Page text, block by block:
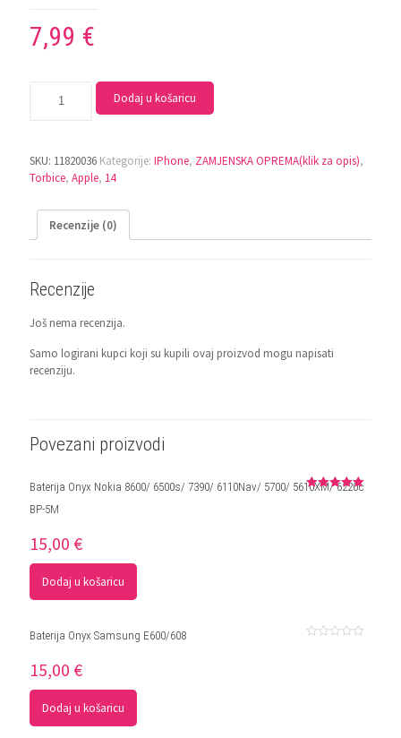
7,99 €
Dodaj u košaricu
SKU: 11820036 Kategorije: IPhone, ZAMJENSKA OPREMA(klik za opis),
Torbice, Apple, 14
Recenzije (0)
Recenzije
Još nema recenzija.
Samo logirani kupci koji su kupili ovaj proizvod mogu napisati
recenziju.
Povezani proizvodi
Baterija Onyx Nokia 8600/ 6500s/ 7390/ 6110Nav/ 5700/ 5610XM/ 6220c
BP-5M
15,00 €
Dodaj u košaricu
Baterija Onyx Samsung E600/608
15,00 €
Dodaj u košaricu